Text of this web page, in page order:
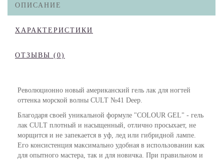
ОПИСАНИЕ
ХАРАКТЕРИСТИКИ
ОТЗЫВЫ (0)
Революционно новый американский гель лак для ногтей
оттенка морской волны CULT №41 Deep.
Благодаря своей уникальной формуле "COLOUR GEL" - гель
лак CULT плотный и насыщенный, отлично просыхает, не
морщится и не запекается в уф, лед или гибридной лампе.
Его консистенция максимально удобная в использовании как
для опытного мастера, так и для новичка. При правильном и